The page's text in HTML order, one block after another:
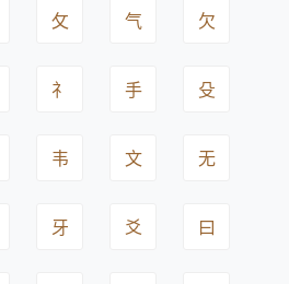
攵 气 欠
礻 手 殳
韦 文 无
牙 爻 曰